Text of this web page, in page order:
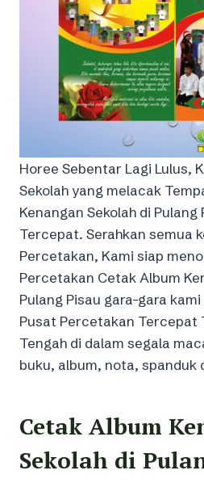
Horee Sebentar Lagi Lulus,
Sekolah yang melacak
Kenangan Sekolah di Pulang
Tercepat. Serahkan semua
Percetakan, Kami siap
Percetakan Cetak Album
Pulang Pisau gara-gara
Pusat Percetakan Tercepat
Tengah di dalam segala
buku, album, nota, spanduk
Cetak Album
Sekolah di